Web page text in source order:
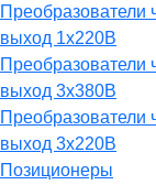
Преобразователи
выход 1х220В
Преобразователи
выход 3х380В
Преобразователи
выход 3х220В
Позиционеры